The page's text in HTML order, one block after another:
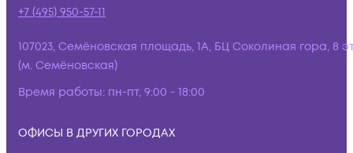
+7 (495) 950-57-11
107023, Семёновская площадь, 1А, БЦ Соколиная гора, 8
(м. Семёновская)
Время работы: пн-пт, 9:00 - 18:00
ОФИСЫ В ДРУГИХ ГОРОДАХ